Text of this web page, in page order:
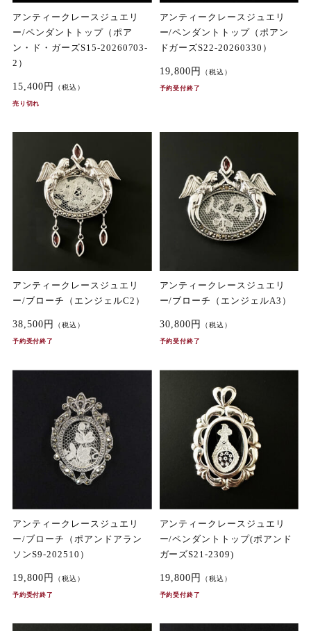
アンティークレースジュエリ
ー/ペンダントトップ（ポア
ン・ド・ガーズS15-20260703-
2）
15,400円 （税込）
売り切れ
アンティークレースジュエリ
ー/ペンダントトップ（ポアン
ドガーズS22-20260330）
19,800円 （税込）
予約受付終了
アンティークレースジュエリ
ー/ブローチ（エンジェルC2）
38,500円 （税込）
予約受付終了
アンティークレースジュエリ
ー/ブローチ（エンジェルA3）
30,800円 （税込）
予約受付終了
アンティークレースジュエリ
ー/ブローチ（ポアンドアラン
ソンS9-202510）
19,800円 （税込）
予約受付終了
アンティークレースジュエリ
ー/ペンダントトップ(ポアンド
ガーズS21-2309)
19,800円 （税込）
予約受付終了